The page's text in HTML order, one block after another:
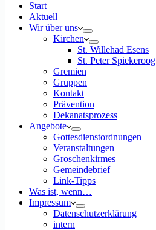
Start
Aktuell
Wir über uns
Kirchen
St. Willehad Esens
St. Peter Spiekeroog
Gremien
Gruppen
Kontakt
Prävention
Dekanatsprozess
Angebote
Gottesdienstordnungen
Veranstaltungen
Groschenkirmes
Gemeindebrief
Link-Tipps
Was ist, wenn…
Impressum
Datenschutzerklärung
intern